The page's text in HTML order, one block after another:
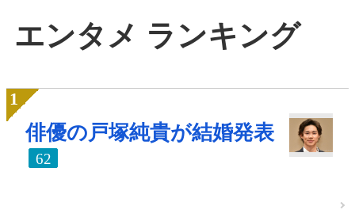
エンタメ ランキング
俳優の戸塚純貴が結婚発表
62